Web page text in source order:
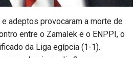
adeptos provocaram a morte de
entre o Zamalek e o ENPPI, o
da Liga egípcia (1-1).